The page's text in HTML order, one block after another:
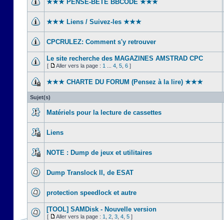
★★★ PENSE-BETE BBCODE ★★★
★★★ Liens / Suivez-les ★★★
CPCRULEZ: Comment s'y retrouver‎
Le site recherche des MAGAZINES AMSTRAD CPC
[ Aller vers la page : 1 4 5 6 ]
★★★ CHARTE DU FORUM (Pensez à la lire) ★★★
Sujet(s)
Matériels pour la lecture de cassettes
Liens
NOTE : Dump de jeux et utilitaires
Dump Translock II, de ESAT
protection speedlock et autre
[TOOL] SAMDisk - Nouvelle version
[ Aller vers la page : 1 2 3 4 5 ]